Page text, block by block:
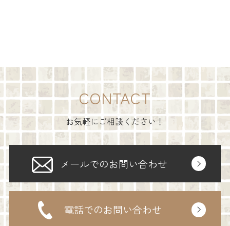
CONTACT
お気軽にご相談ください！
メールでのお問い合わせ
電話でのお問い合わせ